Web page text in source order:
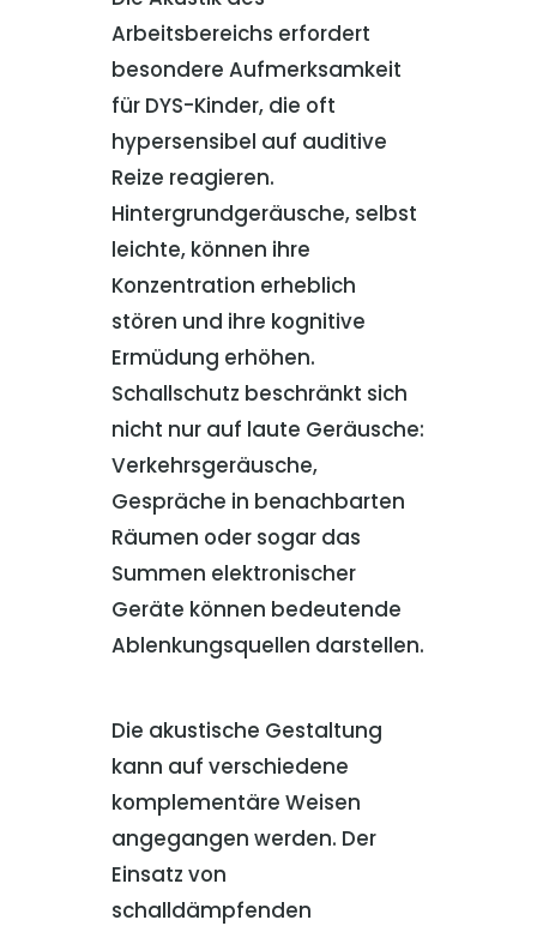
Arbeitsbereichs erfordert
besondere Aufmerksamkeit
für DYS-Kinder, die oft
hypersensibel auf auditive
Reize reagieren.
Hintergrundgeräusche, selbst
leichte, können ihre
Konzentration erheblich
stören und ihre kognitive
Ermüdung erhöhen.
Schallschutz beschränkt sich
nicht nur auf laute Geräusche:
Verkehrsgeräusche,
Gespräche in benachbarten
Räumen oder sogar das
Summen elektronischer
Geräte können bedeutende
Ablenkungsquellen darstellen.
Die akustische Gestaltung
kann auf verschiedene
komplementäre Weisen
angegangen werden. Der
Einsatz von
schalldämpfenden